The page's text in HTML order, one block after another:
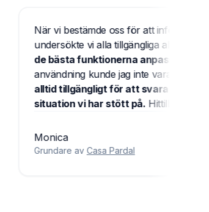
När vi bestämde oss för att
undersökte vi alla tillgängliga
de bästa funktionerna
användning kunde jag inte vara
alltid tillgängligt för att svara
situation vi har stött på.
Monica
Grundare avCasa Pardal